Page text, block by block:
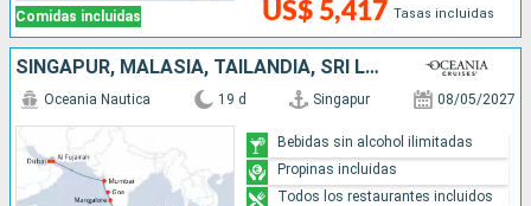
Comidas incluidas US$ 5,417 Tasas incluidas
SINGAPUR, MALASIA, TAILANDIA, SRI LANKA, INDIA, EMIRATOS ÁRABES UNIDOS
Oceania Nautica 19 d Singapur 08/05/2027
Bebidas sin alcohol ilimitadas
Propinas incluidas
Todos los restaurantes incluidos